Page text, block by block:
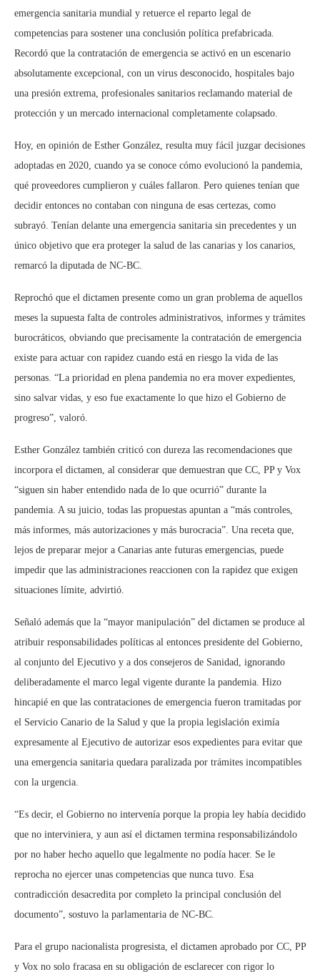
emergencia sanitaria mundial y retuerce el reparto legal de
competencias para sostener una conclusión política prefabricada.
Recordó que la contratación de emergencia se activó en un escenario
absolutamente excepcional, con un virus desconocido, hospitales bajo
una presión extrema, profesionales sanitarios reclamando material de
protección y un mercado internacional completamente colapsado.
Hoy, en opinión de Esther González, resulta muy fácil juzgar decisiones
adoptadas en 2020, cuando ya se conoce cómo evolucionó la pandemia,
qué proveedores cumplieron y cuáles fallaron. Pero quienes tenían que
decidir entonces no contaban con ninguna de esas certezas, como
subrayó. Tenían delante una emergencia sanitaria sin precedentes y un
único objetivo que era proteger la salud de las canarias y los canarios,
remarcó la diputada de NC-BC.
Reprochó que el dictamen presente como un gran problema de aquellos
meses la supuesta falta de controles administrativos, informes y trámites
burocráticos, obviando que precisamente la contratación de emergencia
existe para actuar con rapidez cuando está en riesgo la vida de las
personas. “La prioridad en plena pandemia no era mover expedientes,
sino salvar vidas, y eso fue exactamente lo que hizo el Gobierno de
progreso”, valoró.
Esther González también criticó con dureza las recomendaciones que
incorpora el dictamen, al considerar que demuestran que CC, PP y Vox
“siguen sin haber entendido nada de lo que ocurrió” durante la
pandemia. A su juicio, todas las propuestas apuntan a “más controles,
más informes, más autorizaciones y más burocracia”. Una receta que,
lejos de preparar mejor a Canarias ante futuras emergencias, puede
impedir que las administraciones reaccionen con la rapidez que exigen
situaciones límite, advirtió.
Señaló además que la “mayor manipulación” del dictamen se produce al
atribuir responsabilidades políticas al entonces presidente del Gobierno,
al conjunto del Ejecutivo y a dos consejeros de Sanidad, ignorando
deliberadamente el marco legal vigente durante la pandemia. Hizo
hincapié en que las contrataciones de emergencia fueron tramitadas por
el Servicio Canario de la Salud y que la propia legislación eximía
expresamente al Ejecutivo de autorizar esos expedientes para evitar que
una emergencia sanitaria quedara paralizada por trámites incompatibles
con la urgencia.
“Es decir, el Gobierno no intervenía porque la propia ley había decidido
que no interviniera, y aun así el dictamen termina responsabilizándolo
por no haber hecho aquello que legalmente no podía hacer. Se le
reprocha no ejercer unas competencias que nunca tuvo. Esa
contradicción desacredita por completo la principal conclusión del
documento”, sostuvo la parlamentaria de NC-BC.
Para el grupo nacionalista progresista, el dictamen aprobado por CC, PP
y Vox no solo fracasa en su obligación de esclarecer con rigor lo